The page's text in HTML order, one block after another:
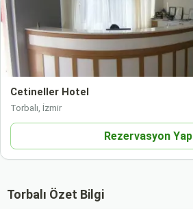
Cetineller Hotel
Torbalı, İzmir
Rezervasyon Yap
Torbalı Özet Bilgi